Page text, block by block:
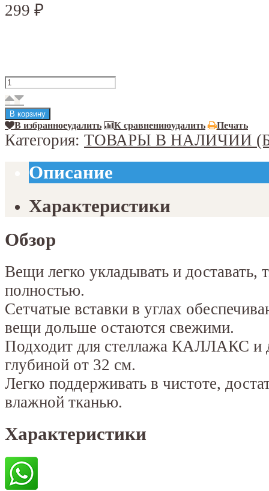
299 ₽
В избранноеудалить К сравнениюудалить Печать
Категория: ТОВАРЫ В НАЛИЧИИ
Описание
Характеристики
Обзор
Вещи легко укладывать и доставать,
полностью.
Сетчатые вставки в углах
вещи дольше остаются свежими.
Подходит для стеллажа КАЛЛАКС и
глубиной от 32 см.
Легко поддерживать в чистоте,
влажной тканью.
Характеристики